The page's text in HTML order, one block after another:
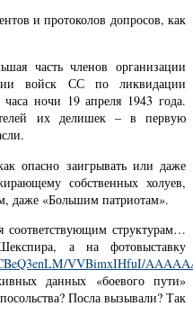
и протоколов допросов, как
часть членов организации
войск СС по ликвидации
ночи 19 апреля 1943 года.
их делишек – в первую
опасно заигрывать или даже
собственных холуев,
даже «Большим патриотам».
соответствующим структурам…
а на фотовыставку
VVBimxIHfuI/
данных «боевого пути»
Посла вызывали? Так